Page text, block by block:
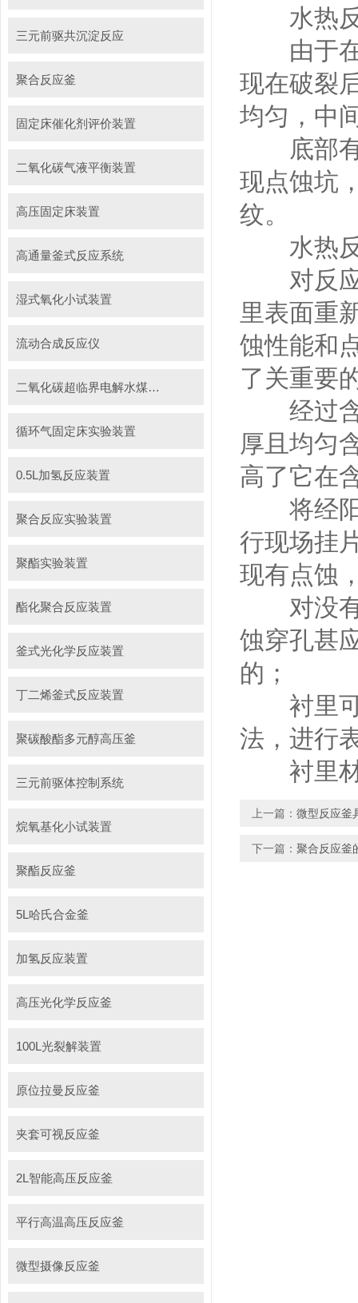
三元前驱共沉淀反应
聚合反应釜
固定床催化剂评价装置
二氧化碳气液平衡装置
高压固定床装置
高通量釜式反应系统
湿式氧化小试装置
流动合成反应仪
二氧化碳超临界电解水煤浆制甲烷装置
循环气固定床实验装置
0.5L加氢反应装置
聚合反应实验装置
聚酯实验装置
酯化聚合反应装置
釜式光化学反应装置
丁二烯釜式反应装置
聚碳酸酯多元醇高压釜
三元前驱体控制系统
烷氧基化小试装置
聚酯反应釜
5L哈氏合金釜
加氢反应装置
高压光化学反应釜
100L光裂解装置
原位拉曼反应釜
夹套可视反应釜
2L智能高压反应釜
平行高温高压反应釜
微型摄像反应釜
水热反
由于在
现在破裂
均匀，中
底部有
现点蚀坑
纹。
水热反
对反应
里表面重
蚀性能和
了关重要
经过含
厚且均匀
高了它在
将经阳
行现场挂
现有点蚀
对没有
蚀穿孔甚
的；
衬里可
法，进行
衬里材
上一篇： 微型反应釜
下一篇： 聚合反应釜